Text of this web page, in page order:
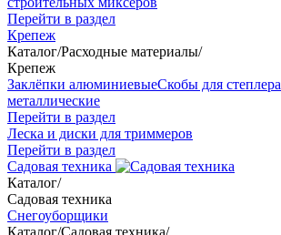
Перейти в раздел
Крепеж
Каталог/Расходные материалы/
Крепеж
Заклёпки алюминиевыеСкобы для степлера
металлические
Перейти в раздел
Леска и диски для триммеров
Перейти в раздел
Садовая техника
Каталог/
Садовая техника
Снегоуборщики
Каталог/Садовая техника/